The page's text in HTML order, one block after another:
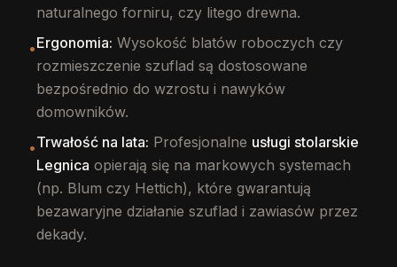
naturalnego forniru, czy litego drewna.
•Ergonomia: Wysokość blatów roboczych czy
rozmieszczenie szuflad są dostosowane
bezpośrednio do wzrostu i nawyków
domowników.
•Trwałość na lata: Profesjonalne usługi stolarskie
Legnica opierają się na markowych systemach
(np. Blum czy Hettich), które gwarantują
bezawaryjne działanie szuflad i zawiasów przez
dekady.